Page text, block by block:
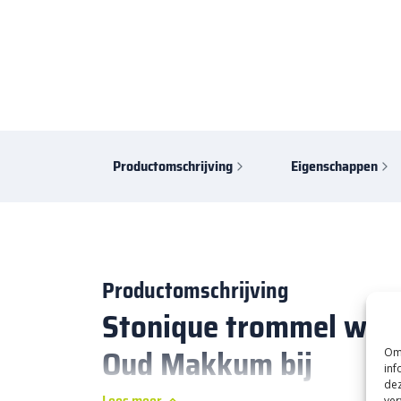
Productomschrijving Eigenschappen
Productomschrijving
Stonique trommel
Oud Makkum bij